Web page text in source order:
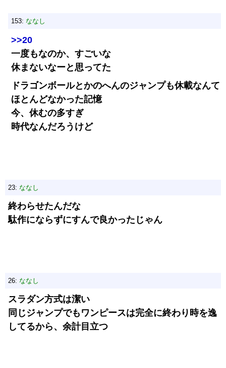
153: ななし
>>20
一度もなのか、すごいな
休まないなーと思ってた
ドラゴンボールとかのへんのジャンプも休載なんて
ほとんどなかった記憶
今、休むの多すぎ
時代なんだろうけど
23: ななし
終わらせたんだな
駄作にならずにすんで良かったじゃん
26: ななし
スラダン方式は潔い
同じジャンプでもワンピースは完全に終わり時を逸
してるから、余計目立つ